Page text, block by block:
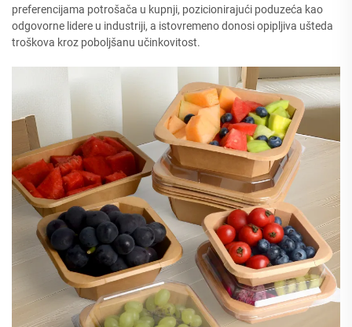
preferencijama potrošača u kupnji, pozicionirajući poduzeća kao
odgovorne lidere u industriji, a istovremeno donosi opipljiva ušteda
troškova kroz poboljšanu učinkovitost.